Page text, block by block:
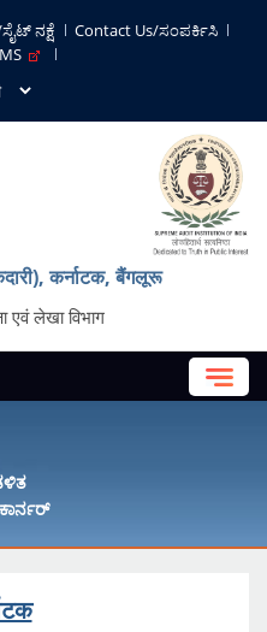
ನಕ್ಷೆ
Contact Us/ಸಂಪರ್ಕಿಸಿ
कर्नाटक, बैंगलूरू
एवं लेखा विभाग